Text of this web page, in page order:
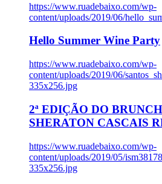
https://www.ruadebaixo.com/wp-
content/uploads/2019/06/
Hello Summer Wine Party
https://www.ruadebaixo.com/wp-
content/uploads/2019/06/
335x256.jpg
2ª EDIÇÃO DO
SHERATON CASCAIS
https://www.ruadebaixo.com/wp-
content/uploads/2019/05/
335x256.jpg